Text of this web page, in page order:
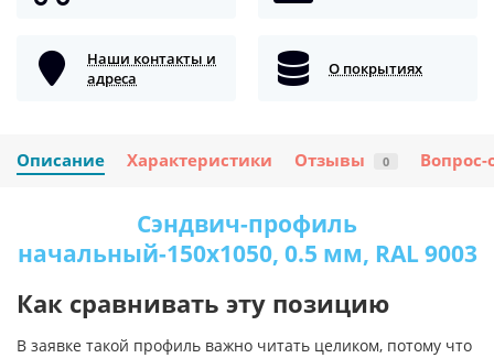
Наши контакты и
адреса
О покрытиях
Описание Характеристики Отзывы 0 Вопрос-
Сэндвич-профиль
начальный-150х1050, 0.5 мм, RAL 9003
Как сравнивать эту позицию
В заявке такой профиль важно читать целиком, потому что